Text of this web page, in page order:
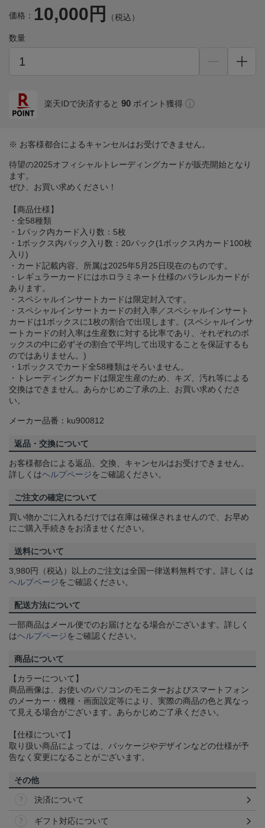
価格： 10,000円 （税込）
数量
楽天IDで決済すると 90 ポイント獲得
※ お客様都合によるキャンセルはお受けできません。
待望の2025オフィシャルトレーディングカードが販売開始となり
ます。
ぜひ、お買い求めください！
【商品仕様】
・全58種類
・1パック内カード入り数：5枚
・1ボックス内パック入り数：20パック(1ボックス内カード100枚
入り)
・カード記載内容、所属は2025年5月25日現在のものです。
・レギュラーカードにはホロラミネート仕様のパラレルカードが
あります。
・スペシャルインサートカードは限定封入です。
・スペシャルインサートカードの封入率／スペシャルインサート
カードは1ボックスに1枚の割合で出現します。(スペシャルインサ
ートカードの封入率は生産数に対する比率であり、それぞれのボ
ックスの中に必ずその割合で平均して出現することを保証するも
のではありません。)
・1ボックスでカード全58種類はそろいません。
・トレーディングカードは限定生産のため、キズ、汚れ等による
交換はできません。あらかじめご了承の上、お買い求めくださ
い。
メーカー品番：ku900812
返品・交換について
お客様都合による返品、交換、キャンセルはお受けできません。
詳しくはヘルプページをご確認ください。
ご注文の確定について
買い物かごに入れるだけでは在庫は確保されませんので、お早め
にご購入手続きをお済ませください。
送料について
3,980円（税込）以上のご注文は全国一律送料無料です。詳しくは
ヘルプページをご確認ください。
配送方法について
一部商品はメール便でのお届けとなる場合がございます。詳しく
はヘルプページをご確認ください。
商品について
【カラーについて】
商品画像は、お使いのパソコンのモニターおよびスマートフォン
のメーカー・機種・画面設定等により、実際の商品の色と異なっ
て見える場合がございます。あらかじめご了承ください。
【仕様について】
取り扱い商品によっては、パッケージやデザインなどの仕様が予
告なく変更になることがございます。
その他
決済について
ギフト対応について